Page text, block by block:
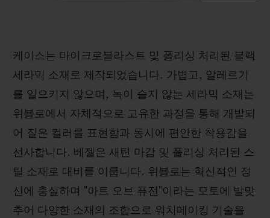
케이스는 마이크로블라스트 및 폴리싱 처리된 블랙
세라믹 소재로 제작되었습니다. 가볍고, 알레르기
를 일으키지 않으며, 녹이 슬지 않는 세라믹 소재는
위블로에서 자체적으로 고유한 과정을 통해 개발되
어 짙은 컬러를 표현함과 동시에 편안한 착용감을
선사합니다. 베젤은 새틴 마감 및 폴리싱 처리된 스
틸 소재로 대비를 이룹니다. 위블로는 혁신적인 정
신에 충실하며 "아트 오브 퓨전"이라는 모토에 발맞
추어 다양한 소재의 조합으로 워치메이킹 기술을